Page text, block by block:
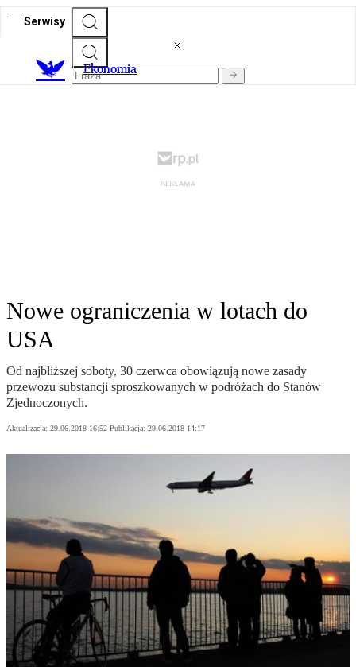
Serwisy
Ekonomia
Nowe ograniczenia w lotach do
USA
Od najbliższej soboty, 30 czerwca obowiązują nowe zasady
przewozu substancji sproszkowanych w podróżach do Stanów
Zjednoczonych.
Aktualizacja: 29.06.2018 16:52 Publikacja: 29.06.2018 14:17